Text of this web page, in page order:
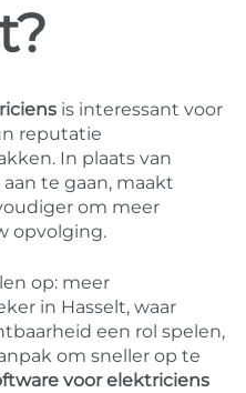
is interessant voor
reputatie
In plaats van
te gaan, maakt
om meer
opvolging.
op: meer
in Hasselt, waar
een rol spelen,
om sneller op te
voor elektriciens